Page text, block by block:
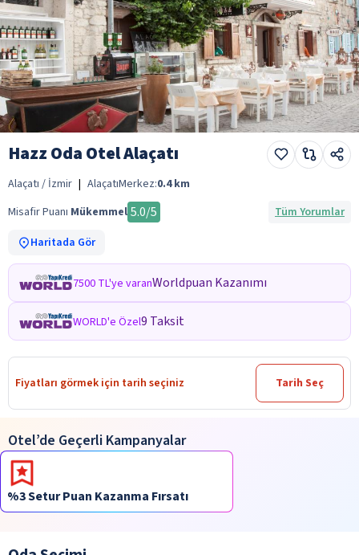
Hazz Oda Otel Alaçatı
Alaçatı / İzmir | AlaçatıMerkez:0.4 km
Misafir Puanı Mükemmel 5.0/5
Tüm Yorumlar
Haritada Gör
7500 TL'ye varanWorldpuan Kazanımı
WORLD'e Özel9 Taksit
Fiyatları görmek için tarih seçiniz Tarih Seç
Otel’de Geçerli Kampanyalar
%3 Setur Puan Kazanma Fırsatı